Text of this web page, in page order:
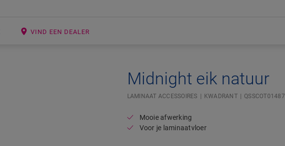
VIND EEN DEALER
Midnight eik natuur
LAMINAAT ACCESSOIRES KWADRANT QSSCOT01487
Mooie afwerking
Voor je laminaatvloer